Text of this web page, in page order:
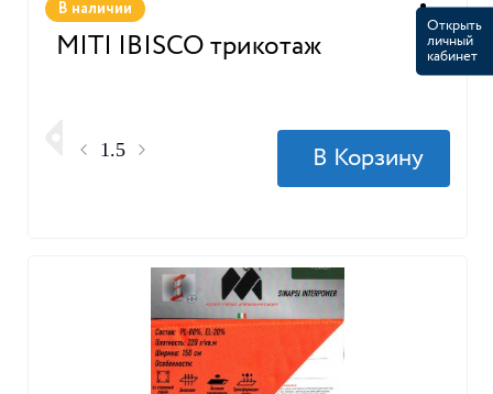
В наличии
MITI IBISCO трикотаж
Открыть
личный
кабинет